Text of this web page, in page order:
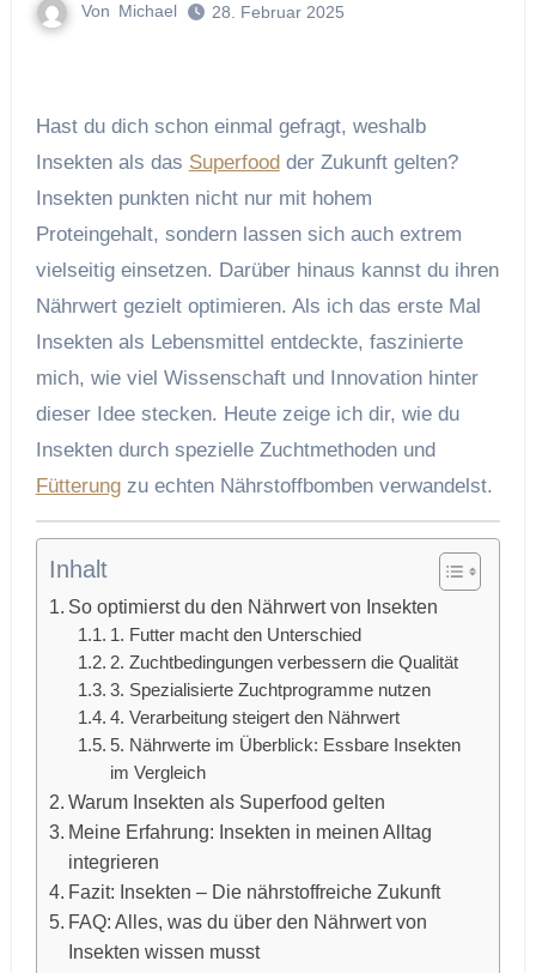
Von Michael 28. Februar 2025
Hast du dich schon einmal gefragt, weshalb
Insekten als das Superfoodder Zukunft gelten?
Insekten punkten nicht nur mit hohem
Proteingehalt, sondern lassen sich auch extrem
vielseitig einsetzen. Darüber hinaus kannst du ihren
Nährwert gezielt optimieren. Als ich das erste Mal
Insekten als Lebensmittel entdeckte, faszinierte
mich, wie viel Wissenschaft und Innovation hinter
dieser Idee stecken. Heute zeige ich dir, wie du
Insekten durch spezielle Zuchtmethoden und
Fütterungzu echten Nährstoffbomben verwandelst.
Inhalt
So optimierst du den Nährwert von Insekten
1. Futter macht den Unterschied
2. Zuchtbedingungen verbessern die Qualität
3. Spezialisierte Zuchtprogramme nutzen
4. Verarbeitung steigert den Nährwert
5. Nährwerte im Überblick: Essbare Insekten
im Vergleich
Warum Insekten als Superfood gelten
Meine Erfahrung: Insekten in meinen Alltag
integrieren
Fazit: Insekten – Die nährstoffreiche Zukunft
FAQ: Alles, was du über den Nährwert von
Insekten wissen musst